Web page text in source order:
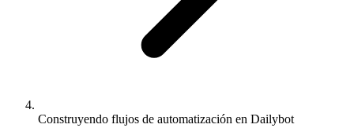
Construyendo flujos de automatización en Dailybot